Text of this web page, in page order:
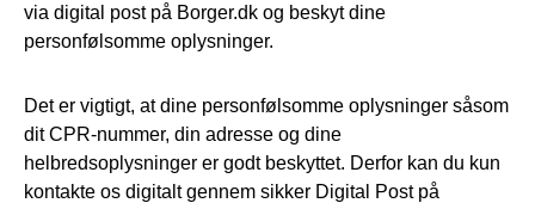
via digital post på Borger.dk og beskyt dine
personfølsomme oplysninger.
Det er vigtigt, at dine personfølsomme oplysninger såsom
dit CPR-nummer, din adresse og dine
helbredsoplysninger er godt beskyttet. Derfor kan du kun
kontakte os digitalt gennem sikker Digital Post på